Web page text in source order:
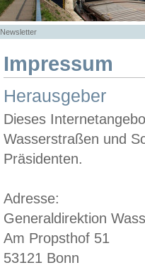
Newsletter
Impressum
Herausgeber
Dieses
Wasserstraßen und
Präsidenten.
Adresse:
Generaldirektion
Am Propsthof 51
53121 Bonn